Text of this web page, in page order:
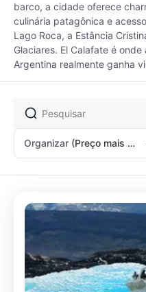
barco, a cidade oferece
culinária patagônica e
Lago Roca, a Estância
Glaciares. El Calafate é
Argentina realmente ganha
Organizar (Preço mais baixo primeiro)